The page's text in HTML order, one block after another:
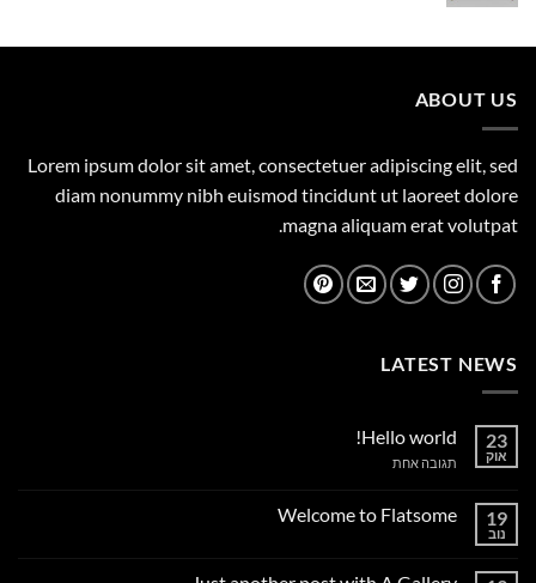
1,500.00 ₪.
1,149.00 ₪.
ABOUT US
Lorem ipsum dolor sit amet, consectetuer adipiscing elit, sed
diam nonummy nibh euismod tincidunt ut laoreet dolore
magna aliquam erat volutpat.
LATEST NEWS
23
אוק
Hello world!
תגובה אחתעל
19
נוב
Welcome to Flatsome